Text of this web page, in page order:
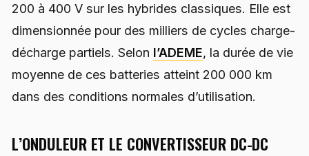
200 à 400 V sur les hybrides classiques. Elle est
dimensionnée pour des milliers de cycles charge-
décharge partiels. Selon l’ADEME, la durée de vie
moyenne de ces batteries atteint 200 000 km
dans des conditions normales d’utilisation.
L’ONDULEUR ET LE CONVERTISSEUR DC-DC